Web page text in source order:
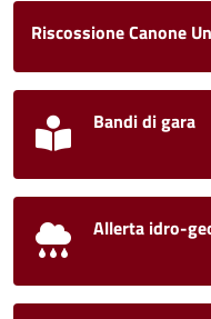
Riscossione Canone
Bandi di gara
Allerta idro-